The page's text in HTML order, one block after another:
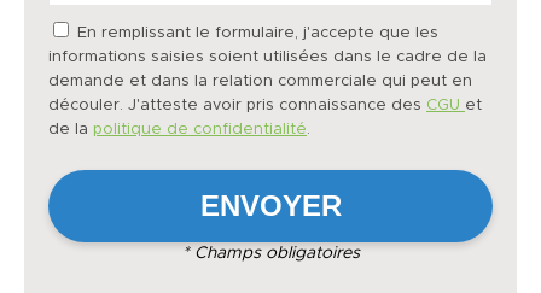
En remplissant le formulaire, j'accepte que les
informations saisies soient utilisées dans le cadre de la
demande et dans la relation commerciale qui peut en
découler. J'atteste avoir pris connaissance des CGU et
de la politique de confidentialité.
* Champs obligatoires